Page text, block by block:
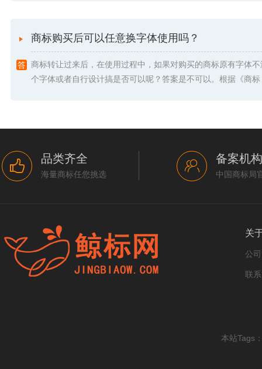
商标购买后可以任意换字体使用吗？
商标转让过来后，在使用过程中，如果对购买的商标原有字体
个字体或者自行设计搞是否可以呢？答案是不可以。根据《商
品类齐全
海量商标任您挑选
备案机构
中国商标局
关
公
联
本站Tags